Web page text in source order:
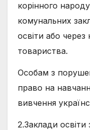
корінного
комунальних
освіти або через
товариства.
Особам з
право на
вивчення
2.Заклади освіти